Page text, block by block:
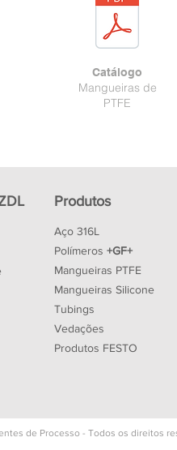
Catálogo
Mangueiras de
PTFE
Produtos
Aço 316L
Polímeros +GF+
Mangueiras PTFE
Mangueiras Silicone
Tubings
Vedações
Produtos FESTO
de Processo - Todos os direitos